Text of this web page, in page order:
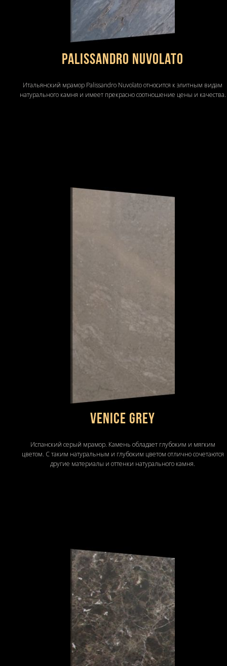
Palissandro Nuvolato
Итальянский мрамор Palissandro Nuvolato относится к элитным видам
натурального камня и имеет прекрасно соотношение цены и качества.
VENICE GREY
Испанский серый мрамор. Камень обладает глубоким и мягким
цветом. С таким натуральным и глубоким цветом отлично сочетаются
другие материалы и оттенки натурального камня.